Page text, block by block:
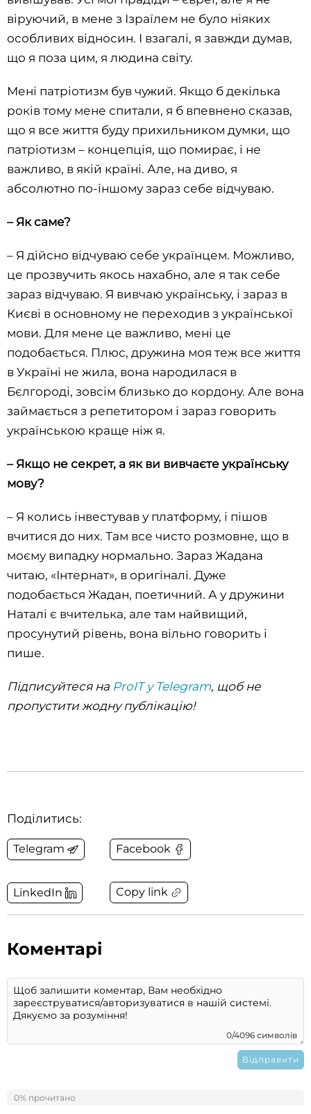
віруючий, в мене з Ізраїлем не було ніяких
особливих відносин. І взагалі, я завжди думав,
що я поза цим, я людина світу.
Мені патріотизм був чужий. Якщо б декілька
років тому мене спитали, я б впевнено сказав,
що я все життя буду прихильником думки, що
патріотизм – концепція, що помирає, і не
важливо, в якій країні. Але, на диво, я
абсолютно по-іншому зараз себе відчуваю.
– Як саме?
– Я дійсно відчуваю себе українцем. Можливо,
це прозвучить якось нахабно, але я так себе
зараз відчуваю. Я вивчаю українську, і зараз в
Києві в основному не переходив з української
мови. Для мене це важливо, мені це
подобається. Плюс, дружина моя теж все життя
в Україні не жила, вона народилася в
Бєлгороді, зовсім близько до кордону. Але вона
займається з репетитором і зараз говорить
українською краще ніж я.
– Якщо не секрет, а як ви вивчаєте українську
мову?
– Я колись інвестував у платформу, і пішов
вчитися до них. Там все чисто розмовне, що в
моєму випадку нормально. Зараз Жадана
читаю, «Інтернат», в оригіналі. Дуже
подобається Жадан, поетичний. А у дружини
Наталі є вчителька, але там найвищий,
просунутий рівень, вона вільно говорить і
пише.
Підписуйтеся на ProIT у Telegram, щоб не
пропустити жодну публікацію!
Поділитись:
Telegram Facebook
LinkedIn Copy link
Коментарі
0/4096 символів
0% прочитано
0%